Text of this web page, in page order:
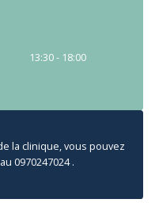
13:30 - 18:00
la clinique, vous pouvez
0970247024 .